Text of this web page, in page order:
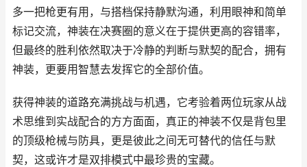
多一把枪更有用，与搭档保持静默沟通，利用眼神和简单
标记交流，神装在决赛圈的意义在于提供更高的容错率，
但最终的胜利依然取决于冷静的判断与默契的配合，拥有
神装，更要用智慧去发挥它的全部价值。
获得神装的道路充满挑战与机遇，它考验着两位玩家从战
术思维到实战配合的方方面面，真正的神装不仅是背包里
的顶级枪械与防具，更是彼此之间无可替代的信任与默
契，这或许才是双排模式中最珍贵的宝藏。